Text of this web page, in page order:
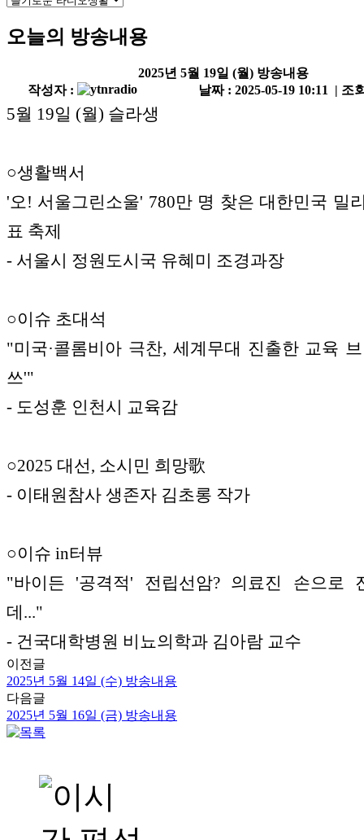
오늘의 방송내용
2025년 5월 19일 (월) 방송내용
작성자 :
날짜 : 2025-05-19 10:11 | 조
5월 19일 (월) 슬라생
○생활백서
'오! 서울그린소울' 780만 명 찾은 대한민국 밀
표 축제
- 서울시 정원도시국 유혜미 조경과장
○이슈 초대석
"미국·콜롬비아 극찬, 세계무대 진출한 교육
쓰'"
- 도성훈 인천시 교육감
○2025 대선, 소시민 희망歌
- 이태원참사 생존자 김초롱 작가
○이슈 in터뷰
"바이든 '공격적' 전립선암? 의료진 손으로
데..."
- 건국대학병원 비뇨의학과 김아람 교수
이전글
2025년 5월 14일 (수) 방송내용
다음글
2025년 5월 16일 (금) 방송내용